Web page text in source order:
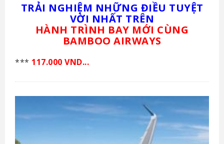
TRẢI NGHIỆM NHỮNG ĐIỀU TUYỆT
VỜI NHẤT TRÊN
HÀNH TRÌNH BAY MỚI CÙNG
BAMBOO AIRWAYS
*** 117.000 VND...